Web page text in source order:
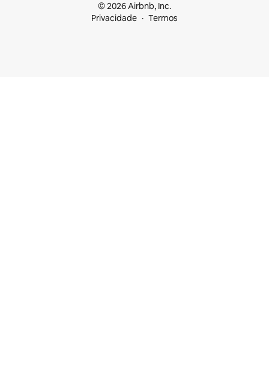
© 2026 Airbnb, Inc.
Privacidade
Termos